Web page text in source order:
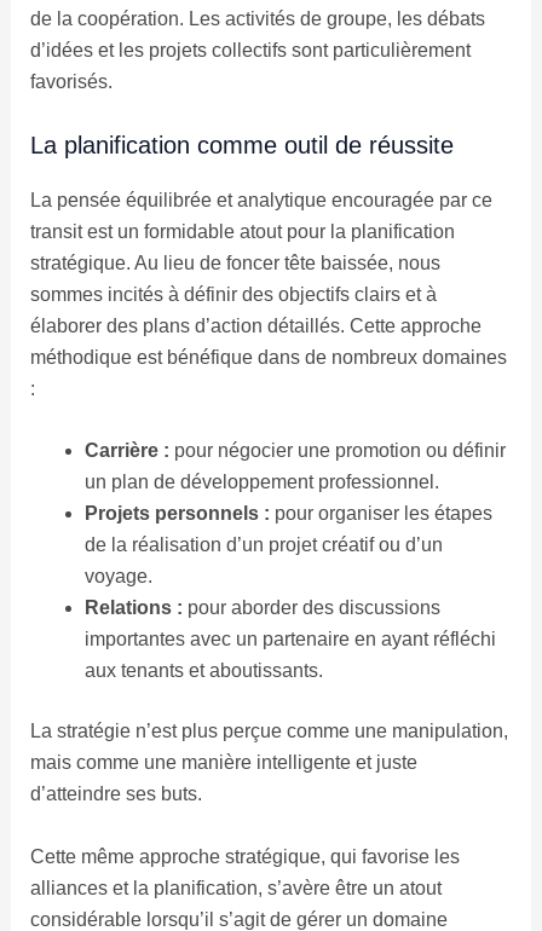
de la coopération. Les activités de groupe, les débats
d’idées et les projets collectifs sont particulièrement
favorisés.
La planification comme outil de réussite
La pensée équilibrée et analytique encouragée par ce
transit est un formidable atout pour la planification
stratégique. Au lieu de foncer tête baissée, nous
sommes incités à définir des objectifs clairs et à
élaborer des plans d’action détaillés. Cette approche
méthodique est bénéfique dans de nombreux domaines
:
Carrière : pour négocier une promotion ou définir
un plan de développement professionnel.
Projets personnels : pour organiser les étapes
de la réalisation d’un projet créatif ou d’un
voyage.
Relations : pour aborder des discussions
importantes avec un partenaire en ayant réfléchi
aux tenants et aboutissants.
La stratégie n’est plus perçue comme une manipulation,
mais comme une manière intelligente et juste
d’atteindre ses buts.
Cette même approche stratégique, qui favorise les
alliances et la planification, s’avère être un atout
considérable lorsqu’il s’agit de gérer un domaine